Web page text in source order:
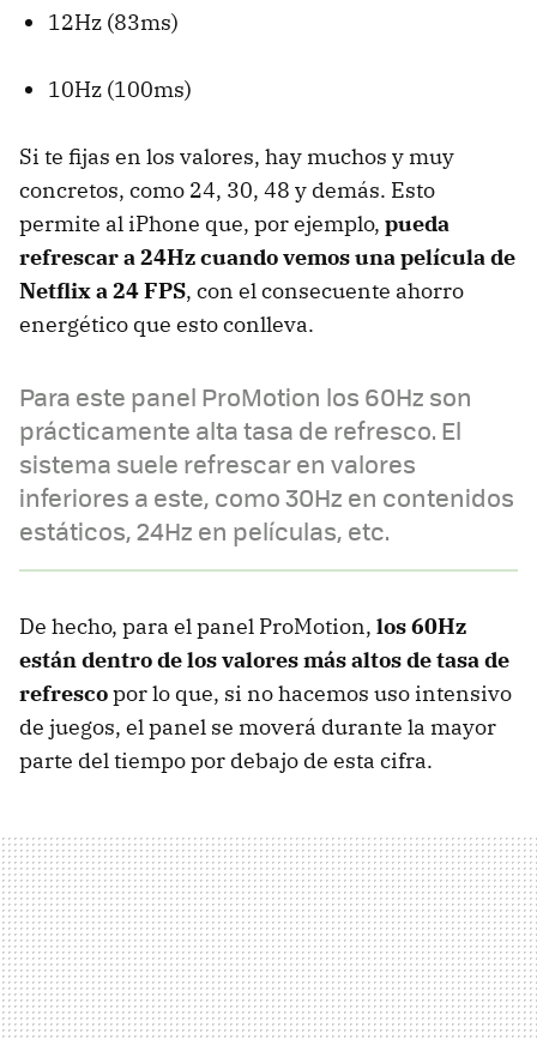
12Hz (83ms)
10Hz (100ms)
Si te fijas en los valores, hay muchos y muy
concretos, como 24, 30, 48 y demás. Esto
permite al iPhone que, por ejemplo, pueda
refrescar a 24Hz cuando vemos una película de
Netflix a 24 FPS, con el consecuente ahorro
energético que esto conlleva.
Para este panel ProMotion los 60Hz son
prácticamente alta tasa de refresco. El
sistema suele refrescar en valores
inferiores a este, como 30Hz en contenidos
estáticos, 24Hz en películas, etc.
De hecho, para el panel ProMotion, los 60Hz
están dentro de los valores más altos de tasa de
refrescopor lo que, si no hacemos uso intensivo
de juegos, el panel se moverá durante la mayor
parte del tiempo por debajo de esta cifra.